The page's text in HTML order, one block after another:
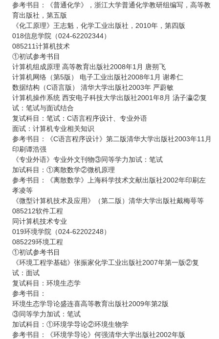
参考书目：《普通化学》，浙江大学普通化学教研组编写，高等教
育出版社，第五版
《化工原理》王志魁，化学工业出版社，2010年，第四版
018信息学院（024-62202344）
085211计算机技术
①初试参考书目
计算机组成原理 高等教育出版社2008年1月 唐朔飞
计算机网络（第5版） 电子工业出版社2008年1月 谢希仁
数据结构（C语言版） 清华大学出版社2003年 严蔚敏
计算机操作系统 西安电子科技大学出版社2001年8月 汤子瀛②复
试：笔试与面试结合
复试科目：笔试：C语言程序设计、专业外语
面试：计算机专业相关知识
参考书目：《C语言程序设计》第二版清华大学出版社2003年11月
印刷谭浩强
《专业外语》专业外文刊物③同等学力加试：笔试
加试科目：①离散数学②微机原理
参考书目：《离散数学》上海科学技术文献出版社2002年印刷左
孝凌等
《微型计算机技术及应用》（第二版）清华大学出版社戴梅萼等
085212软件工程
同计算机技术专业
019环境学院（024-62202248）
085229环境工程
①初试参考书目
《环境工程学基础》张振家化学工业出版社2007年第一版②复
试：面试
复试科目：环境生态学
参考书目：
环境生态学导论盛连喜高等教育出版社2009年第2版
③同等学力加试：笔试
加试科目：①环境学导论②环境生物学
参考书目：《环境学导论》何强清华大学出版社2002年版